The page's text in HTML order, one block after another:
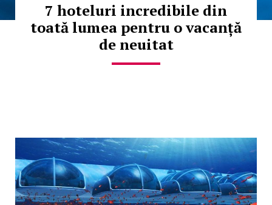
7 hoteluri incredibile din
toată lumea pentru o vacanță
de neuitat